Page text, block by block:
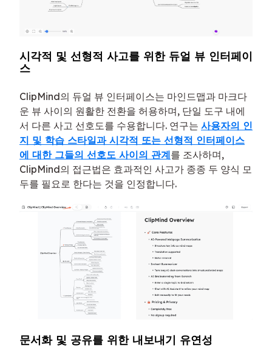
시각적 및 선형적 사고를 위한 듀얼 뷰 인터페이
스
ClipMind의 듀얼 뷰 인터페이스는 마인드맵과 마크다
운 뷰 사이의 원활한 전환을 허용하며, 단일 도구 내에
서 다른 사고 선호도를 수용합니다. 연구는 사용자의 인
지 및 학습 스타일과 시각적 또는 선형적 인터페이스
에 대한 그들의 선호도 사이의 관계를 조사하며,
ClipMind의 접근법은 효과적인 사고가 종종 두 양식 모
두를 필요로 한다는 것을 인정합니다.
문서화 및 공유를 위한 내보내기 유연성